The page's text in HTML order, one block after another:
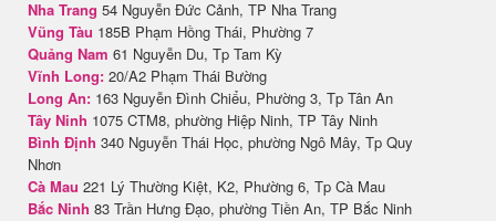
Nha Trang 54 Nguyễn Đức Cảnh, TP Nha Trang
Vũng Tàu 185B Phạm Hồng Thái, Phường 7
Quảng Nam 61 Nguyễn Du, Tp Tam Kỳ
Vĩnh Long: 20/A2 Phạm Thái Bường
Long An: 163 Nguyễn Đình Chiểu, Phường 3, Tp Tân An
Tây Ninh 1075 CTM8, phường Hiệp Ninh, TP Tây Ninh
Bình Định 340 Nguyễn Thái Học, phường Ngô Mây, Tp Quy
Nhơn
Cà Mau 221 Lý Thường Kiệt, K2, Phường 6, Tp Cà Mau
Bắc Ninh 83 Trần Hưng Đạo, phường Tiền An, TP Bắc Ninh